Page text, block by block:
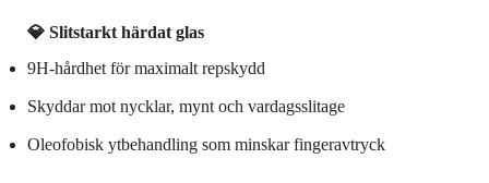
💎 Slitstarkt härdat glas
9H-hårdhet för maximalt repskydd
Skyddar mot nycklar, mynt och vardagsslitage
Oleofobisk ytbehandling som minskar fingeravtryck